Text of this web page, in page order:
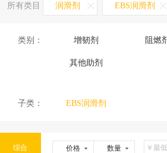
所有类目 润滑剂 EBS润滑剂
类别： 增韧剂 阻燃
其他助剂
子类： EBS润滑剂
综合 价格 数量